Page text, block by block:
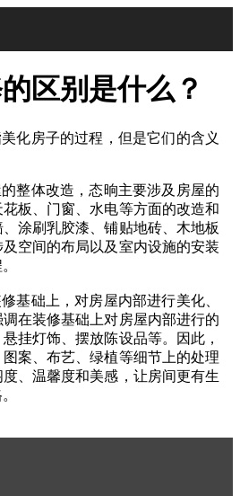
区别是什么？
房子的过程，但是它们的含义
体改造，态晌主要涉及房屋的
板、门窗、水电等方面的改造和
涂刷乳胶漆、铺贴地砖、木地板
空间的布局以及室内设施的安装
础上，对房屋内部进行美化、
在装修基础上对房屋内部进行的
挂灯饰、摆放陈设品等。因此，
案、布艺、绿植等细节上的处理
、温馨度和美感，让房间更有生